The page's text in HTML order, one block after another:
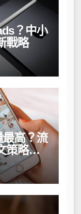
？中小
戰略
高？流
策略攻